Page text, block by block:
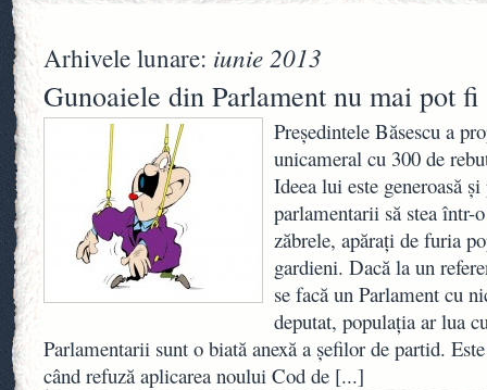
Arhivele lunare: iunie 2013
Gunoaiele din Parlament nu mai pot
Preşedintele Băsescu a
unicameral cu 300 de
Ideea lui este generoasă
parlamentarii să stea într-
zăbrele, apăraţi de furia
gardieni. Dacă la un
se facă un Parlament cu
deputat, populaţia ar lua
Parlamentarii sunt o biată anexă a şefilor de partid.
când refuză aplicarea noului Cod de [...]